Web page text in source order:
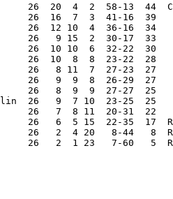
26  20  4  2  58-13  44
26  16  7  3  41-16  39
26  12 10  4  36-16  34
26   9 15  2  30-17  33
26  10 10  6  32-22  30
26  10  8  8  23-22  28
26   8 11  7  27-23  27
26   9  9  8  26-29  27
26   8  9  9  27-27  25
26   9  7 10  23-25  25
26   7  8 11  20-31  22
26   6  5 15  22-35  17
26   2  4 20   8-44   8
26   2  1 23   7-60   5